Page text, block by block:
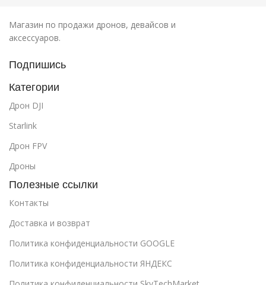
Магазин по продажи дронов, девайсов и
аксессуаров.
Подпишись
Категории
Дрон DJI
Starlink
Дрон FPV
Дроны
Полезные ссылки
Контакты
Доставка и возврат
Политика конфиденциальности GOOGLE
Политика конфиденциальности ЯНДЕКС